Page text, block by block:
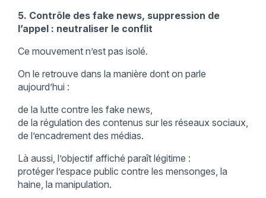
5. Contrôle des fake news, suppression de
l’appel : neutraliser le conflit
Ce mouvement n’est pas isolé.
On le retrouve dans la manière dont on parle
aujourd’hui :
de la lutte contre les fake news,
de la régulation des contenus sur les réseaux sociaux,
de l’encadrement des médias.
Là aussi, l’objectif affiché paraît légitime :
protéger l’espace public contre les mensonges, la
haine, la manipulation.